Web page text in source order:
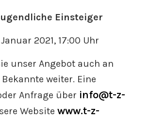
Einsteiger
2021, 17:00 Uhr
unser Angebot auch an
weiter. Eine
Anfrage über info@t-z-
Website www.t-z-